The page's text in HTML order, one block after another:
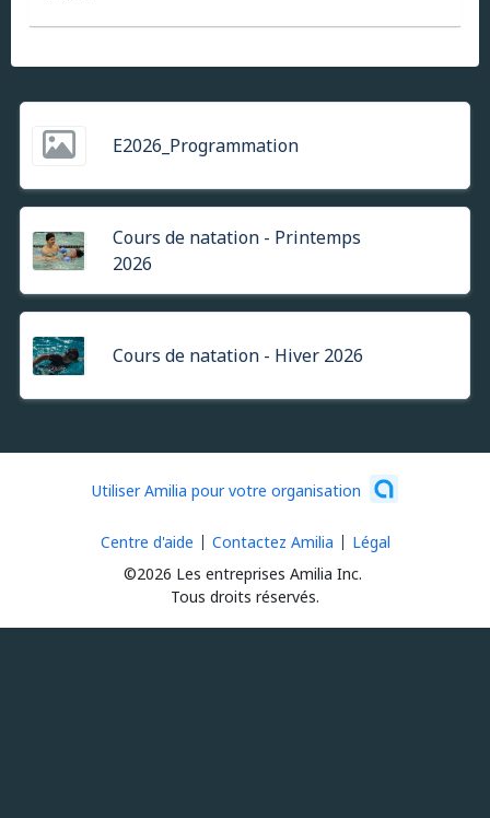
E2026_Programmation
Cours de natation - Printemps
2026
Cours de natation - Hiver 2026
Utiliser Amilia pour votre organisation
©2026 Les entreprises Amilia Inc.
Tous droits réservés.
Centre d'aide Contactez Amilia Légal